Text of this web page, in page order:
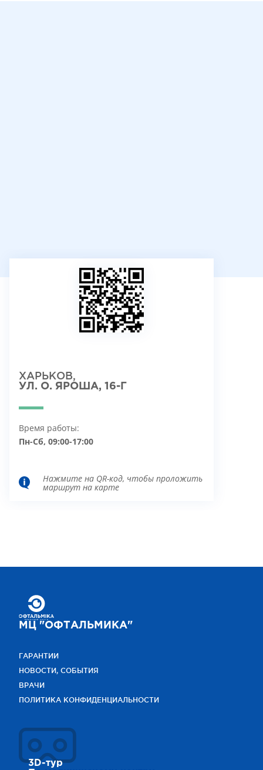
ХАРЬКОВ,
УЛ. О. ЯРОША, 16-Г
Время работы:
Пн-Сб, 09:00-17:00
Нажмите на QR-код, чтобы проложить
маршрут на карте
МЦ "ОФТАЛЬМИКА"
ГАРАНТИИ
НОВОСТИ, СОБЫТИЯ
ВРАЧИ
ПОЛИТИКА КОНФИДЕНЦИАЛЬНОСТИ
3D-тур